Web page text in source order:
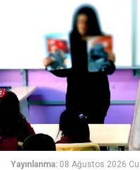
Yayınlanma: 08 Ağustos 2026